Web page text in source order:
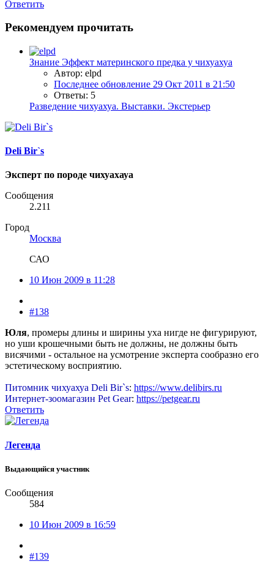
Ответить
Рекомендуем прочитать
Знание Эффект материнского предка у чихуахуа
Автор: elpd
Последнее обновление 29 Окт 2011 в 21:50
Ответы: 5
Разведение чихуахуа. Выставки. Экстерьер
Deli Bir`s
Эксперт по породе чихуахауа
Сообщения
2.211
Город
Москва
САО
10 Июн 2009 в 11:28
#138
Юля, промеры длины и ширины уха нигде не фигурируют,
но уши крошечными быть не должны, не должны быть
висячими - остальное на усмотрение эксперта сообразно его
эстетическому восприятию.
Питомник чихуахуа Deli Bir`s: https://www.delibirs.ru
Интернет-зоомагазин Pet Gear: https://petgear.ru
Ответить
Легенда
Выдающийся участник
Сообщения
584
10 Июн 2009 в 16:59
#139